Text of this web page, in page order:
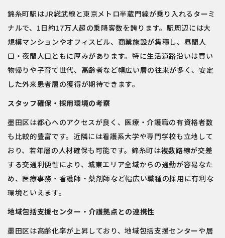
錦糸町駅はJR総武線と東京メトロ半蔵門線が乗り入れるターミ
ナルで、1日約17万人超の乗降客数を誇ります。駅周辺には大
規模マンションやオフィスビル、商業施設が集積し、昼間人
口・夜間人口ともに厚みがあります。特に生活道路沿いは買い
物帰りや子育て世代、高齢者など幅広い層の往来が多く、安定
した外来患者層の獲得が期待できます。
スタッフ確保・採用環境の考察
墨田区は都心へのアクセスが良く、医療・介護職の有資格者数
も比較的豊富です。近隣には看護系大学や専門学校も立地して
おり、若年層の人材確保も可能です。錦糸町は複数路線が交差
する交通利便性により、城東エリア全域からの通勤が容易なた
め、医療事務・看護師・薬剤師など幅広い職種の採用に有利な
環境といえます。
地域包括支援センター・介護拠点との連携性
墨田区は高齢化率が上昇しており、地域包括支援センターや居